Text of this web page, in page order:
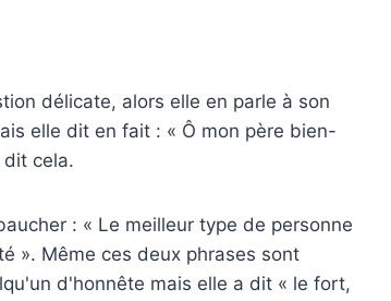
délicate, alors elle en parle à son
elle dit en fait : « Ô mon père bien-
dit cela.
: « Le meilleur type de personne
». Même ces deux phrases sont
d'honnête mais elle a dit « le fort,